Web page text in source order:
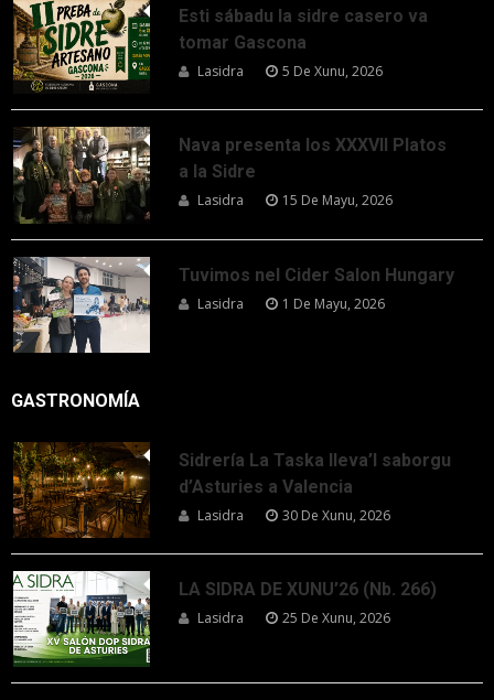
Esti sábadu la sidre casero va
tomar Gascona
Lasidra 5 De Xunu, 2026
Nava presenta los XXXVII Platos
a la Sidre
Lasidra 15 De Mayu, 2026
Tuvimos nel Cider Salon Hungary
Lasidra 1 De Mayu, 2026
GASTRONOMÍA
Sidrería La Taska lleva’l saborgu
d’Asturies a Valencia
Lasidra 30 De Xunu, 2026
LA SIDRA DE XUNU’26 (Nb. 266)
Lasidra 25 De Xunu, 2026